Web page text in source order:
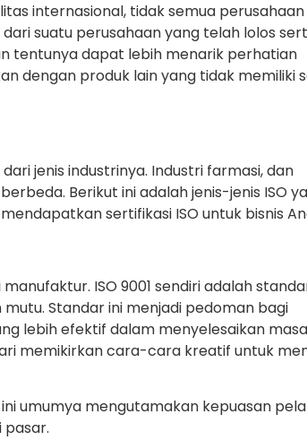
internasional, tidak semua
suatu perusahaan yang telah lolos
tentunya dapat lebih menarik perhatian
dengan produk lain yang tidak memiliki
jenis industrinya. Industri farmasi, dan
Berikut ini adalah jenis-jenis ISO
sertifikasi ISO untuk bisnis
ISO 9001 sendiri adalah
Standar ini menjadi pedoman bagi
lebih efektif dalam menyelesaikan
memikirkan cara-cara kreatif untuk
umumya mengutamakan kepuasan